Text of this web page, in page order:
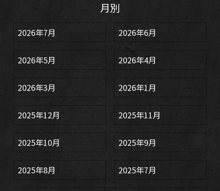
月別
2026年7月 2026年6月
2026年5月 2026年4月
2026年3月 2026年1月
2025年12月 2025年11月
2025年10月 2025年9月
2025年8月 2025年7月